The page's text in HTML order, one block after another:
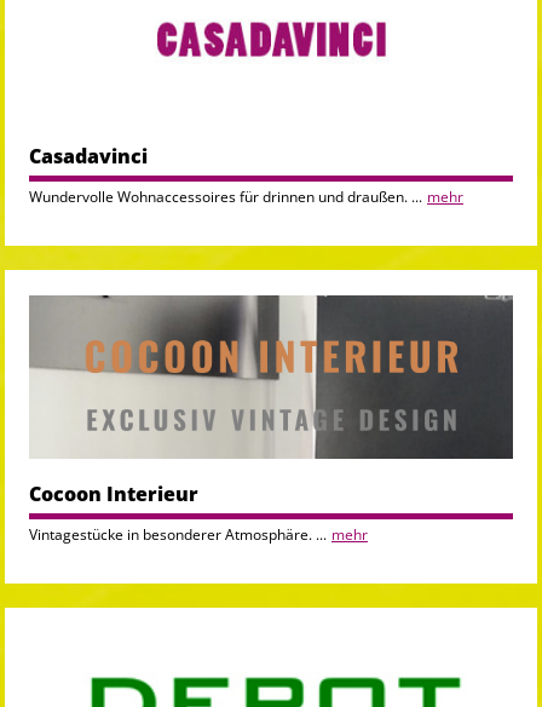
Casadavinci
Wundervolle Wohnaccessoires für drinnen und draußen. ... mehr
Cocoon Interieur
Vintagestücke in besonderer Atmosphäre. ... mehr